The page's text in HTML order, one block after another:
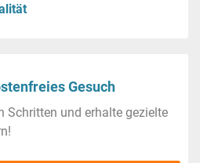
Gesuch
Schritten und erhalte gezielte